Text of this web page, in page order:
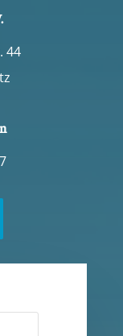
44